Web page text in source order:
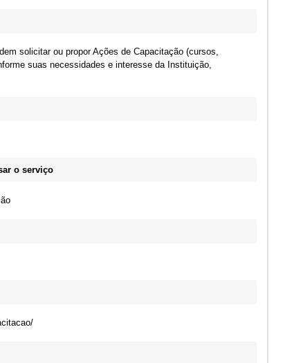
solicitar ou propor Ações de Capacitação (cursos,
suas necessidades e interesse da Instituição,
o serviço